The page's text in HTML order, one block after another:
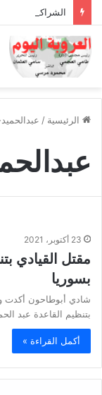
الرئيسية /
23 أكتوبر، 2021
مقتل القيادي
بسوريا
شادي أبوطاحون أكدت
بتنظيم القاعدة عبد
أكمل القراءة »